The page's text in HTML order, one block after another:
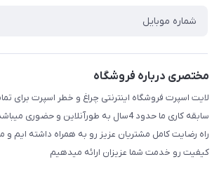
مختصری درباره فروشگاه
لایت اسپرت فروشگاه اینترنتی چراغ و خطر اسپرت برای
سابقه کاری ما حدود 4سال به طورآنلاین و
راه رضایت کامل مشتریان عزیز رو به همراه داشته ایم و
کیفیت رو خدمت شما عزیزان ارائه میدهیم